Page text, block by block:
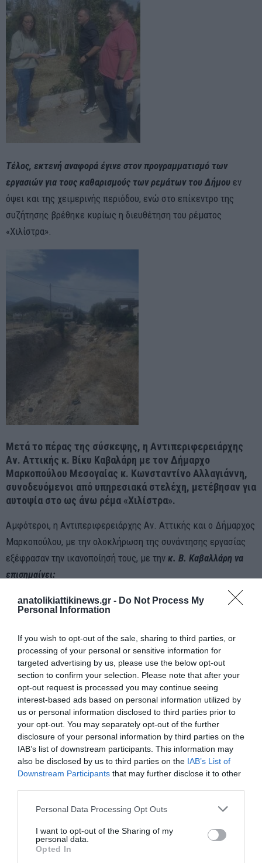
anatolikiattikinews.gr - Do Not Process My
Personal Information
If you wish to opt-out of the sale, sharing to third parties, or
processing of your personal or sensitive information for
targeted advertising by us, please use the below opt-out
section to confirm your selection. Please note that after your
opt-out request is processed you may continue seeing
interest-based ads based on personal information utilized by
us or personal information disclosed to third parties prior to
your opt-out. You may separately opt-out of the further
disclosure of your personal information by third parties on the
IAB’s list of downstream participants. This information may
also be disclosed by us to third parties on the IAB’s List of
Downstream Participants that may further disclose it to other
Personal Data Processing Opt Outs
I want to opt-out of the Sharing of my
personal data.
Opted In
Τέλος, εκτενή αναφορά έγινε στον προγραμματισμό των
εργασιών για τους καθαρισμούς των ρεμάτων του Δήμου εν
όψει και της χειμερινής περιόδου, ενώ στο επίκεντρο της
συζήτησης βρέθηκε κυρίως η διευθέτηση του ρέματος
«Χιλίστρα».
Μετά το πέρας της σύσκεψης, η Αντιπεριφερειάρχης
Αν. Αττικής κ. Βίκυ Καβαλάρη με τον Δήμαρχο
Μαρκοπούλου Μεσογαίας κ. Κωνσταντίνο Αλλαγιάννη,
συνοδευόμενοι από υπηρεσιακά στελέχη, μετέβησαν για
αυτοψία στο ως άνω ρέμα «Χιλίστρα».
Αμφότεροι, η Αντιπεριφερειάρχης Αν. Αττικής και ο Δήμαρχος
Μαρκοπούλου, με την ολοκλήρωση της συνάντησης εργασίας
εξέφρασαν την ικανοποίησή τους, με την κ. Β. Καβαλλάρη να
επισημαίνει:
Στην Περιφέρεια Αττικής, προς υλοποίηση του πρωταρχικού
οράματος του Περιφερειάρχη μας κ. Νίκου Χαρδαλιά
για μία
με σοβαρότητα και ευθύνη, και σε στενή συνεργασία με τους
μας,